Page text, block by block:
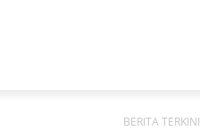
BERITA TERKINI